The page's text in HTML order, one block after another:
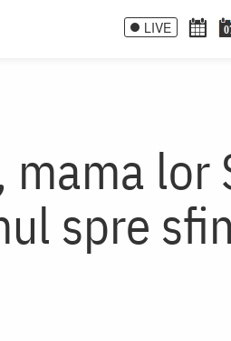
LIVE
lor
spre